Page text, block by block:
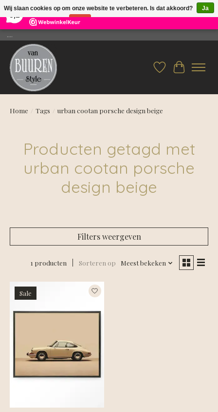
26 Reviews ×
....
Verlanglijst
Home / Tags / urban cootan porsche design beige
Producten getagd met
urban cootan porsche
design beige
Filters weergeven
1 producten Sorteren op Meest bekeken
Sale
Wij slaan cookies op om onze website te verbeteren. Is dat akkoord?
Ja
Nee